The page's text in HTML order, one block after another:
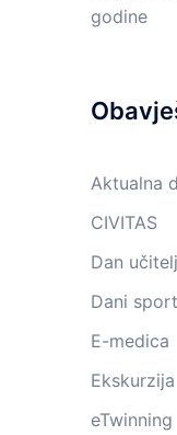
godine
Aktualna
CIVITAS
Dan
Dani
E-medica
Ekskurzija
eTwinning